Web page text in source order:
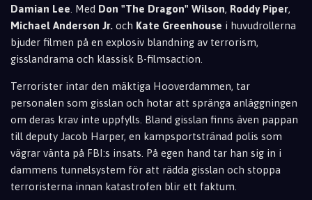
Damian Lee . Med Don "The Dragon" Wilson, Roddy Piper,
Michael Anderson Jr. och Kate Greenhouse i huvudrollerna
bjuder filmen på en explosiv blandning av terrorism,
gisslandrama och klassisk B-filmsaction.
Terrorister intar den mäktiga Hooverdammen, tar
personalen som gisslan och hotar att spränga anläggningen
om deras krav inte uppfylls. Bland gisslan finns även pappan
till deputy Jacob Harper, en kampsportstränad polis som
vägrar vänta på FBI:s insats. På egen hand tar han sig in i
dammens tunnelsystem för att rädda gisslan och stoppa
terroristerna innan katastrofen blir ett faktum.